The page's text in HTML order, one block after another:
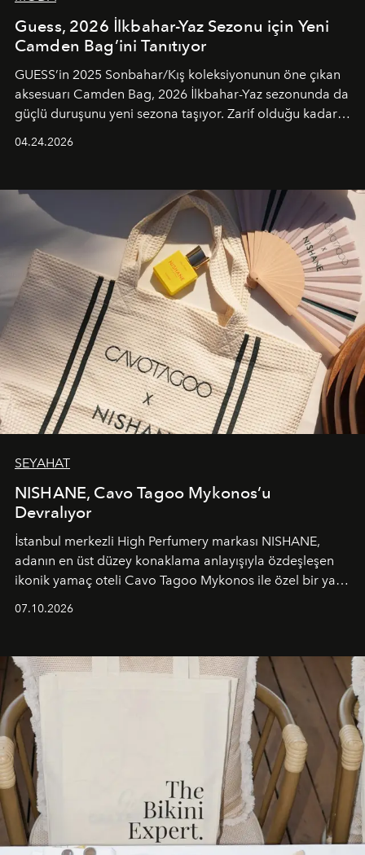
Guess, 2026 İlkbahar-Yaz Sezonu için Yeni
Camden Bag’ini Tanıtıyor
GUESS’in 2025 Sonbahar/Kış koleksiyonunun öne çıkan
aksesuarı Camden Bag, 2026 İlkbahar-Yaz sezonunda da
güçlü duruşunu yeni sezona taşıyor. Zarif olduğu kadar
04.24.2026
SEYAHAT
NISHANE, Cavo Tagoo Mykonos’u
Devralıyor
İstanbul merkezli High Perfumery markası NISHANE,
adanın en üst düzey konaklama anlayışıyla özdeşleşen
ikonik yamaç oteli Cavo Tagoo Mykonos ile özel bir yaz
buluşturarak markanın Cavo Tagoo’daki varlığını
sürükleyici ve mevsime özel bir deneyime dönüştürüyor.
07.10.2026